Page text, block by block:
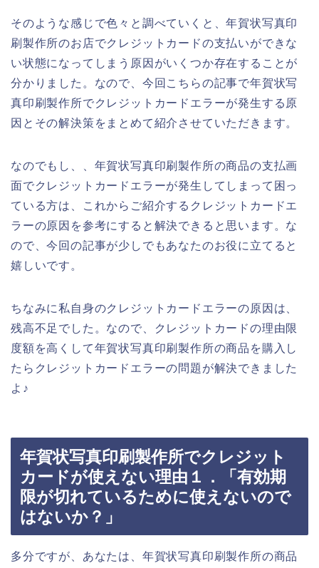
そのような感じで色々と調べていくと、年賀状写真印
刷製作所のお店でクレジットカードの支払いができな
い状態になってしまう原因がいくつか存在することが
分かりました。なので、今回こちらの記事で年賀状写
真印刷製作所でクレジットカードエラーが発生する原
因とその解決策をまとめて紹介させていただきます。
なのでもし、、年賀状写真印刷製作所の商品の支払画
面でクレジットカードエラーが発生してしまって困っ
ている方は、これからご紹介するクレジットカードエ
ラーの原因を参考にすると解決できると思います。な
ので、今回の記事が少しでもあなたのお役に立てると
嬉しいです。
ちなみに私自身のクレジットカードエラーの原因は、
残高不足でした。なので、クレジットカードの理由限
度額を高くして年賀状写真印刷製作所の商品を購入し
たらクレジットカードエラーの問題が解決できました
よ♪
年賀状写真印刷製作所でクレジット
カードが使えない理由１．「有効期
限が切れているために使えないので
はないか？」
多分ですが、あなたは、年賀状写真印刷製作所の商品